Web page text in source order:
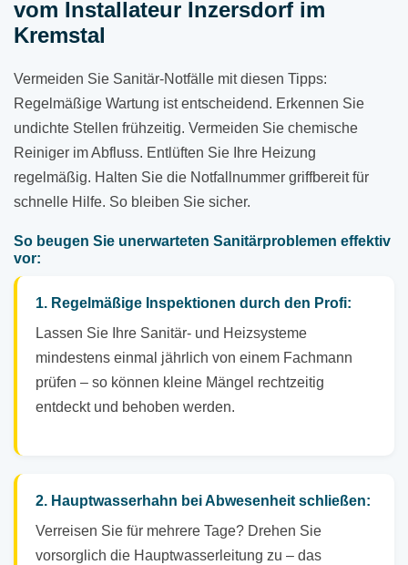
vom Installateur Inzersdorf im
Kremstal
Vermeiden Sie Sanitär-Notfälle mit diesen Tipps:
Regelmäßige Wartung ist entscheidend. Erkennen Sie
undichte Stellen frühzeitig. Vermeiden Sie chemische
Reiniger im Abfluss. Entlüften Sie Ihre Heizung
regelmäßig. Halten Sie die Notfallnummer griffbereit für
schnelle Hilfe. So bleiben Sie sicher.
So beugen Sie unerwarteten Sanitärproblemen effektiv
vor:
1. Regelmäßige Inspektionen durch den Profi:
Lassen Sie Ihre Sanitär- und Heizsysteme
mindestens einmal jährlich von einem Fachmann
prüfen – so können kleine Mängel rechtzeitig
entdeckt und behoben werden.
2. Hauptwasserhahn bei Abwesenheit schließen:
Verreisen Sie für mehrere Tage? Drehen Sie
vorsorglich die Hauptwasserleitung zu – das